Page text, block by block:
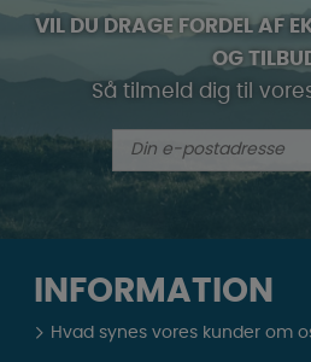
VIL DU DRAGE FORDEL AF
OG
Så tilmeld dig til
INFORMATION
Hvad synes vores kunder om